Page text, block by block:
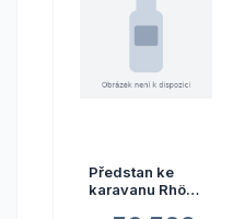
Předstan ke
karavanu Rhön